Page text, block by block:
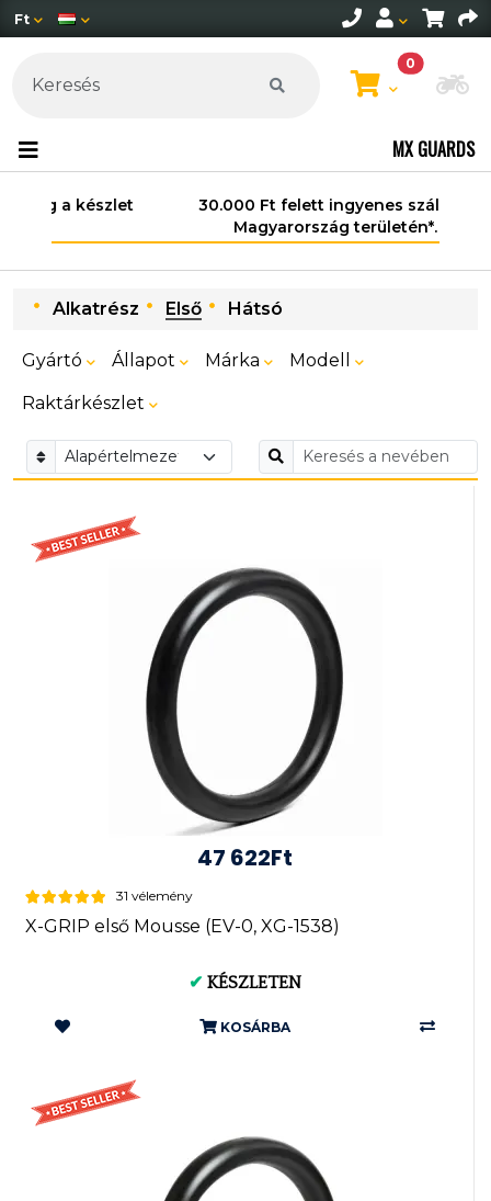
Ft
0
MX GUARDS
30.000 Ft felett ingyenes szállítás
Magyarország területén*.
Alkatrész Első Hátsó
Gyártó Állapot Márka Modell
Raktárkészlet
47 622Ft
31 vélemény
X-GRIP első Mousse (EV-0, XG-1538)
✔ KÉSZLETEN
KOSÁRBA